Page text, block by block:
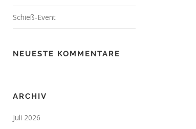
Schieß-Event
NEUESTE KOMMENTARE
ARCHIV
Juli 2026